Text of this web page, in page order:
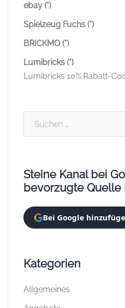
ebay (*)
Spielzeug Fuchs (*)
BRICKMO (*)
Lumibricks (*)
Lumibricks 10% Rabatt-
Steine Kanal bei
bevorzugte Quelle
Bei Google
Kategorien
Allgemeines